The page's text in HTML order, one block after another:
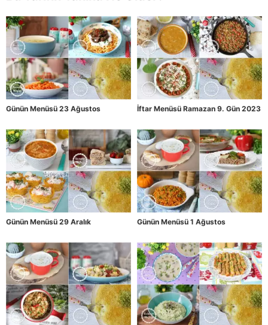
Günün Menüsü 23 Ağustos İftar Menüsü Ramazan 9. Gün 2023
Günün Menüsü 29 Aralık Günün Menüsü 1 Ağustos